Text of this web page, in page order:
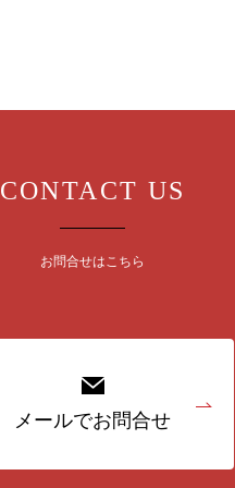
CONTACT US
お問合せはこちら
メールでお問合せ